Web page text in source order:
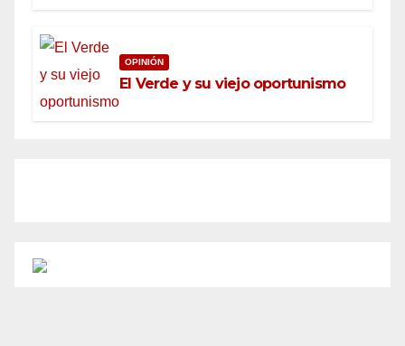
OPINIÓN
El Verde y su viejo oportunismo